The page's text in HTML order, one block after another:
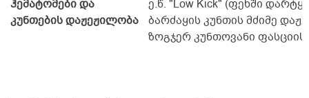
ჰემატომები და
კუნთების დაჟეჟილობა
ე.წ. "Low Kick" (ფეხში
ბარძაყის კუნთის მძიმე
ზოგჯერ კუნთოვანი ფასციის